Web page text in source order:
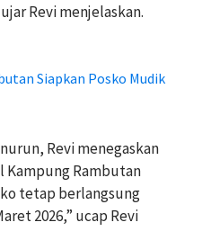
Revi menjelaskan.
Siapkan Posko Mudik
Revi menegaskan
Kampung Rambutan
tetap berlangsung
2026,” ucap Revi